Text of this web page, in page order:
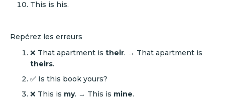
This is his.
Repérez les erreurs
❌ That apartment is their. → That apartment is
theirs.
✅ Is this book yours?
❌ This is my. → This is mine.